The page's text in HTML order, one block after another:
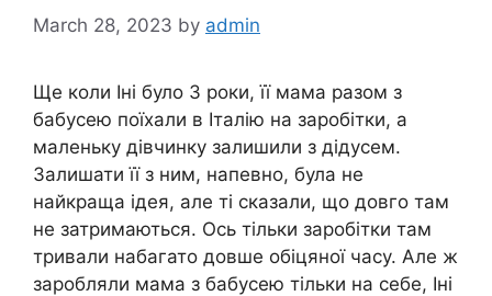
March 28, 2023 by admin
Ще коли Iні було 3 роки, її мама разом з
бабусею поїхали в Італію на заробітки, а
маленьку дівчинку залишили з дідусем.
Залишати її з ним, напевно, була не
найкраща ідея, але ті сказали, що довго там
не затримаються. Ось тільки заробітки там
тривали набагато довше обіцяної часу. Але ж
заробляли мама з бабусею тільки на себе, Iні